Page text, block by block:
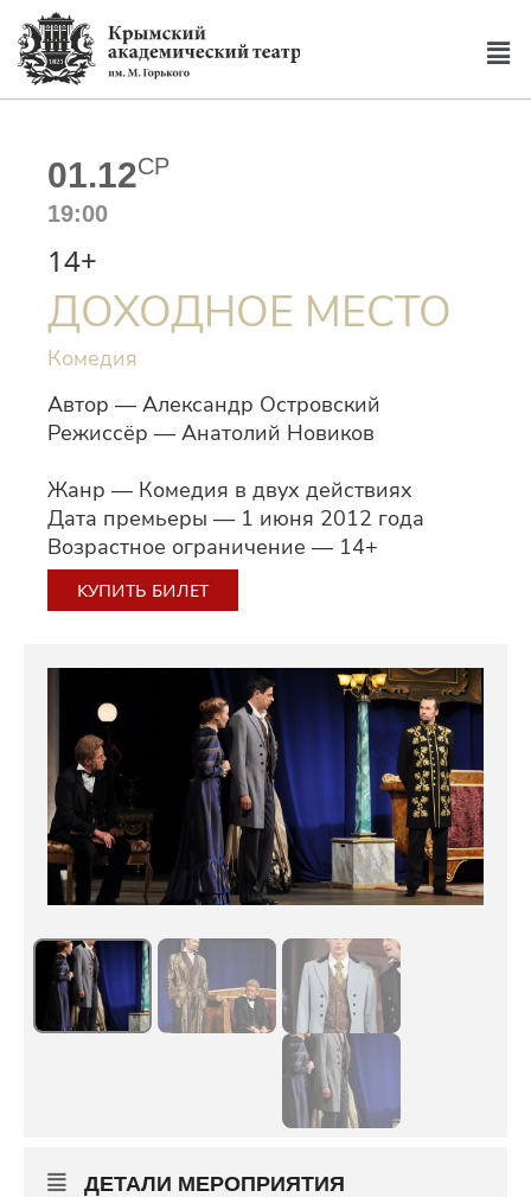
01.12СР
19:00
14+
КУПИТЬ БИЛЕТ
Автор — Александр Островский
Режиссёр — Анатолий Новиков
Жанр — Комедия в двух действиях
Дата премьеры — 1 июня 2012 года
Возрастное ограничение — 14+
ДОХОДНОЕ МЕСТО
Комедия
ДЕТАЛИ МЕРОПРИЯТИЯ